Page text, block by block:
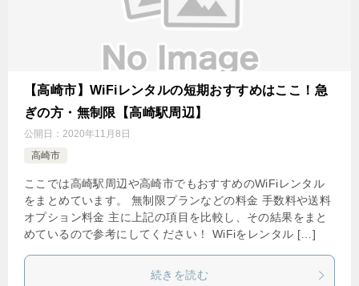
【高崎市】WiFiレンタルの短期おすすめはここ！急
ぎの方・無制限【高崎駅周辺】
公開日： 2020年11月8日
高崎市
ここでは高崎駅周辺や高崎市でもおすすめのWiFiレンタル
をまとめています。 無制限プランなどの料金 手数料や送料
オプション料金 主に上記の項目を比較し、その結果をまと
めているので参考にしてください！ WiFiをレンタル […]
続きを読む